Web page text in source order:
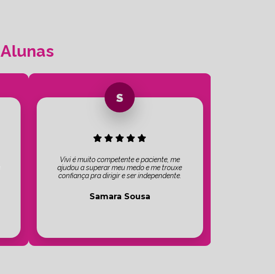
Alunas
Vivi é muito competente e paciente, me
ajudou a superar meu medo e me trouxe
confiança pra dirigir e ser independente.
Samara Sousa